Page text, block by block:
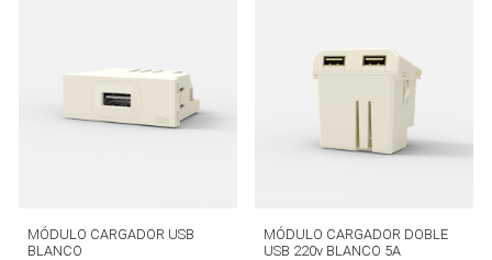
MÓDULO CARGADOR USB
BLANCO
MÓDULO CARGADOR DOBLE
USB 220v BLANCO 5A